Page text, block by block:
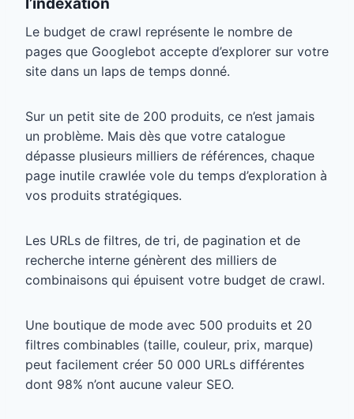
Le budget de crawl représente le nombre de
pages que Googlebot accepte d’explorer sur votre
site dans un laps de temps donné.
Sur un petit site de 200 produits, ce n’est jamais
un problème. Mais dès que votre catalogue
dépasse plusieurs milliers de références, chaque
page inutile crawlée vole du temps d’exploration à
vos produits stratégiques.
Les URLs de filtres, de tri, de pagination et de
recherche interne génèrent des milliers de
combinaisons qui épuisent votre budget de crawl.
Une boutique de mode avec 500 produits et 20
filtres combinables (taille, couleur, prix, marque)
peut facilement créer 50 000 URLs différentes
dont 98% n’ont aucune valeur SEO.